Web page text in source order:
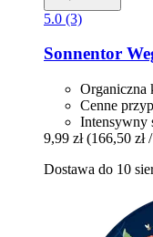
5.0 (3)
Sonnentor
Organiczna
Cenne
Intensywny
9,99 zł (166,50 zł
Dostawa do 10